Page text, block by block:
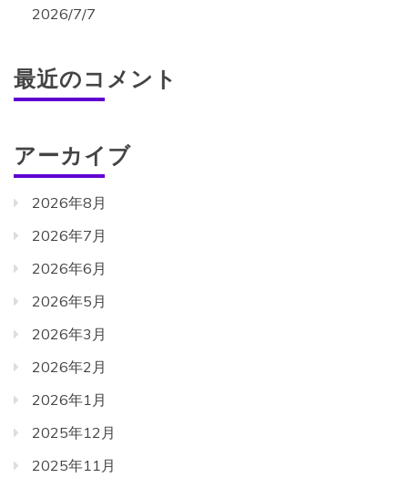
2026/7/7
最近のコメント
アーカイブ
2026年8月
2026年7月
2026年6月
2026年5月
2026年3月
2026年2月
2026年1月
2025年12月
2025年11月